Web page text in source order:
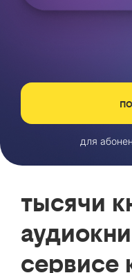
для
тысячи
сервисе